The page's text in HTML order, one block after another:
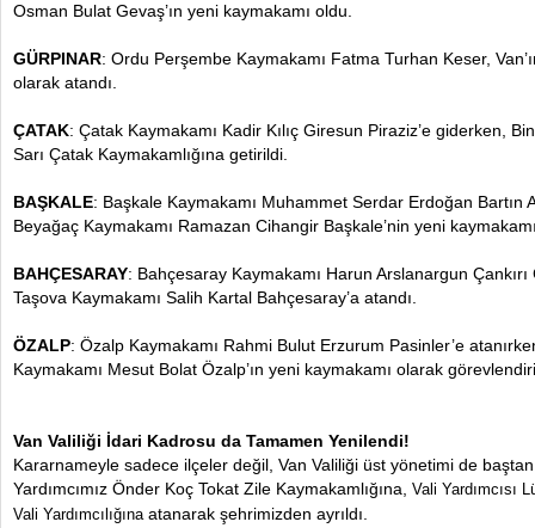
Osman Bulat Gevaş’ın yeni kaymakamı oldu.
GÜRPINAR: Ordu Perşembe Kaymakamı Fatma Turhan Keser,
olarak atandı.
ÇATAK: Çatak Kaymakamı Kadir Kılıç Giresun Piraziz’e giderken,
Sarı Çatak Kaymakamlığına getirildi.
BAŞKALE: Başkale Kaymakamı Muhammet Serdar Erdoğan Bartın
Beyağaç Kaymakamı Ramazan Cihangir Başkale’nin yeni
BAHÇESARAY: Bahçesaray Kaymakamı Harun Arslanargun
Taşova Kaymakamı Salih Kartal Bahçesaray’a atandı.
ÖZALP: Özalp Kaymakamı Rahmi Bulut Erzurum Pasinler’e
Kaymakamı Mesut Bolat Özalp’ın yeni kaymakamı olarak
Van Valiliği İdari Kadrosu da Tamamen Yenilendi!
Kararnameyle sadece ilçeler değil, Van Valiliği üst yönetimi de
Yardımcımız Önder Koç Tokat Zile Kaymakamlığına, Vali Yardımcısı
Vali Yardımcılığına atanarak şehrimizden ayrıldı.